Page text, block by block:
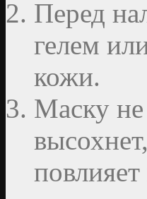
Перед
гелем
кожи.
Маску